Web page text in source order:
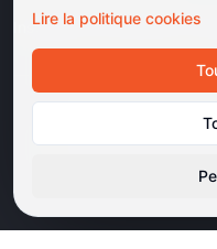
Instagram Facebook
Dulac
Mentions légales
Cinémas d'art et
Lire la politique cookies